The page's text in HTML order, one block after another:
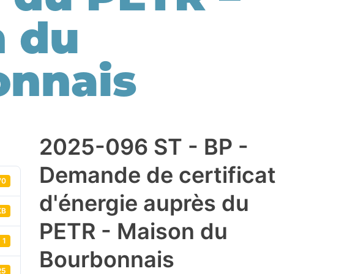
du
1
2025-096 ST - BP -
Demande de certificat
d'énergie auprès du
PETR - Maison du
Bourbonnais